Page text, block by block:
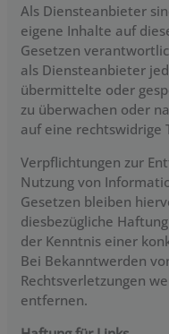
Als Diensteanbieter
eigene Inhalte auf
Gesetzen
als Diensteanbieter
übermittelte oder
zu überwachen oder
auf eine rechtswidrige
Verpflichtungen zur
Nutzung von
Gesetzen bleiben
diesbezügliche
der Kenntnis einer
Bei Bekanntwerden
Rechtsverletzungen
entfernen.